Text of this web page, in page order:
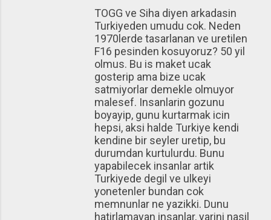
TOGG ve Siha diyen arkadasin
Turkiyeden umudu cok. Neden
1970lerde tasarlanan ve uretilen
F16 pesinden kosuyoruz? 50 yil
olmus. Bu is maket ucak
gosterip ama bize ucak
satmiyorlar demekle olmuyor
malesef. Insanlarin gozunu
boyayip, gunu kurtarmak icin
hepsi, aksi halde Turkiye kendi
kendine bir seyler uretip, bu
durumdan kurtulurdu. Bunu
yapabilecek insanlar artik
Turkiyede degil ve ulkeyi
yonetenler bundan cok
memnunlar ne yazikki. Dunu
hatirlamayan insanlar, yarini nasil